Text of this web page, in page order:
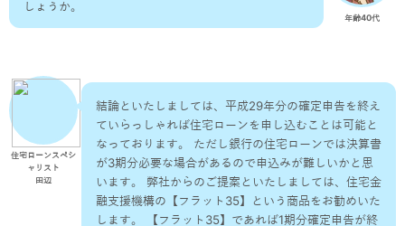
年齢40代
しょうか。
住宅ローンスペシ
ャリスト
田辺
結論といたしましては、平成29年分の確定申告を終え
ていらっしゃれば住宅ローンを申し込むことは可能と
なっております。 ただし銀行の住宅ローンでは決算書
が3期分必要な場合があるので申込みが難しいかと思
います。 弊社からのご提案といたしましては、住宅金
融支援機構の【フラット35】という商品をお勧めいた
します。 【フラット35】であれば1期分確定申告が終